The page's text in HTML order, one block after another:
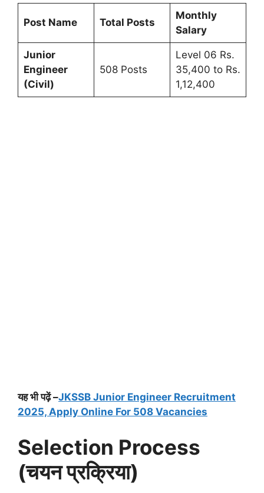
Post Name Total Posts
Monthly
Salary
Junior
Engineer
(Civil)
508 Posts
Level 06 Rs.
35,400 to Rs.
1,12,400
यह भी पढ़ें –JKSSB Junior Engineer Recruitment
2025, Apply Online For 508 Vacancies
Selection Process
(चयन प्रक्रिया)